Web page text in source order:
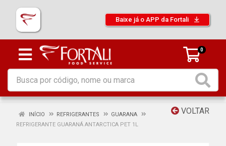
Baixe já o APP da Fortali
0
VOLTAR
INÍCIO REFRIGERANTES
GUARANA
REFRIGERANTE GUARANÁ ANTARCTICA PET 1L